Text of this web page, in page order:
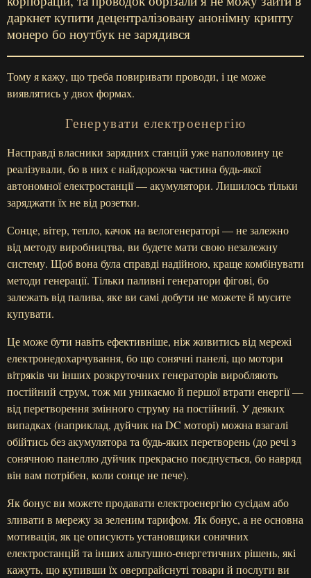
даркнет купити децентралізовану анонімну крипту
монеро бо ноутбук не зарядився
Тому я кажу, що треба повиривати проводи, і це може
виявлятись у двох формах.
Генерувати електроенергію
Насправді власники зарядних станцій уже наполовину це
реалізували, бо в них є найдорожча частина будь-якої
автономної електростанції — акумулятори. Лишилось тільки
заряджати їх не від розетки.
Сонце, вітер, тепло, качок на велогенераторі — не залежно
від методу виробництва, ви будете мати свою незалежну
систему. Щоб вона була справді надійною, краще комбінувати
методи генерації. Тільки паливні генератори фігові, бо
залежать від палива, яке ви самі добути не можете й мусите
купувати.
Це може бути навіть ефективніше, ніж живитись від мережі
електронедохарчування, бо що сонячні панелі, що мотори
вітряків чи інших розкруточних генераторів виробляють
постійний струм, тож ми уникаємо й першої втрати енергії —
від перетворення змінного струму на постійний. У деяких
випадках (наприклад, дуйчик на DC моторі) можна взагалі
обійтись без акумулятора та будь-яких перетворень (до речі з
сонячною панеллю дуйчик прекрасно поєднується, бо навряд
він вам потрібен, коли сонце не пече).
Як бонус ви можете продавати електроенергію сусідам або
зливати в мережу за зеленим тарифом. Як бонус, а не основна
мотивація, як це описують установщики сонячних
електростанцій та інших альтушно-енергетичних рішень, які
кажуть, що купивши їх оверпрайснуті товари й послуги ви